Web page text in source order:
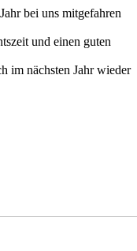
bei uns mitgefahren
und einen guten
im nächsten Jahr wieder